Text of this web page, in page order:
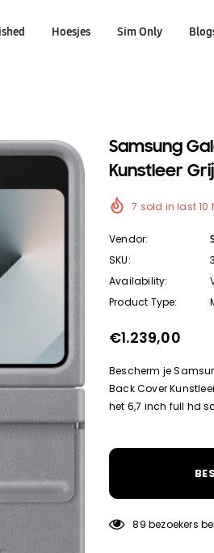
Hoesjes Sim Only
Samsung
Kunstleer
7 sold in last10
Vendor:
SKU:
Availability:
Product Type:
€1.239,00
Bescherm je
Back Cover
het 6,7 inch full hd
89 bezoekers